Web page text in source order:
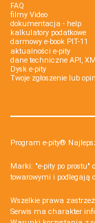
FAQ
filmy Video
dokumentacja - help
kalkulatory podatkowe
darmowy e-book PIT-11
aktualności e-pity
dane techniczne API,
Dysk e-pity
Twoje zgłoszenie lub
Program e-pity®
Marki: "e-pity po
towarowymi i podlegają
Wszelkie prawa
Serwis ma charakter